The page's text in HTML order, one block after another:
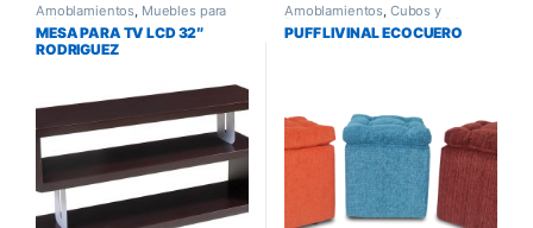
Amoblamientos, Muebles para
Living y Comedor, Muebles para
tv
MESA PARA TV LCD 32″
RODRIGUEZ
Amoblamientos, Cubos y
Poltronas,Muebles para Living y
Comedor
PUFF LIVINAL ECOCUERO